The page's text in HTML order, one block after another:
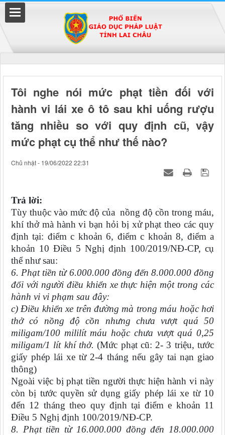
Tôi nghe nói mức phạt tiền đối với
hành vi lái xe ô tô sau khi uống rượu
tăng nhiều so với quy định cũ, vậy
mức phạt cụ thể như thế nào?
Chủ nhật - 19/06/2022 22:31
Trả lời:
Tùy thuộc vào mức độ của nồng độ cồn trong máu,
khí thở mà hành vi bạn hỏi bị xử phạt theo các quy
định tại: điểm c khoản 6, điểm c khoản 8, điểm a
khoản 10 Điều 5 Nghị định 100/2019/NĐ-CP, cụ
thể như sau:
6. Phạt tiền từ 6.000.000 đồng đến 8.000.000 đồng
đối với người điều khiển xe thực hiện một trong các
hành vi vi phạm sau đây:
c) Điều khiển xe trên đường mà trong máu hoặc hơi
thở có nồng độ cồn nhưng chưa vượt quá 50
miligam/100 mililít máu hoặc chưa vượt quá 0,25
miligam/1 lít khí thở. (Mức phạt cũ: 2- 3 triệu, tước
giấy phép lái xe từ 2-4 tháng nếu gây tai nạn giao
thông)
Ngoài việc bị phạt tiền người thực hiện hành vi này
còn bị tước quyền sử dụng giấy phép lái xe từ 10
đến 12 tháng theo quy định tại điểm e khoản 11
Điều 5 Nghị định 100/2019/NĐ-CP.
8. Phạt tiền từ 16.000.000 đồng đến 18.000.000
Đã kết nối EMC